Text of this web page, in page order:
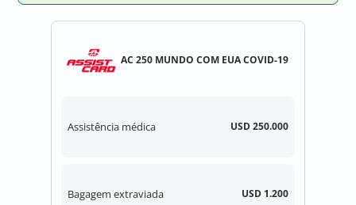
AC 250 MUNDO COM EUA COVID-19
Assistência médica USD 250.000
Bagagem extraviada USD 1.200